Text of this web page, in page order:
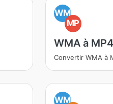
WM
MP
WMA à MP4
Convertir WMA à
WM